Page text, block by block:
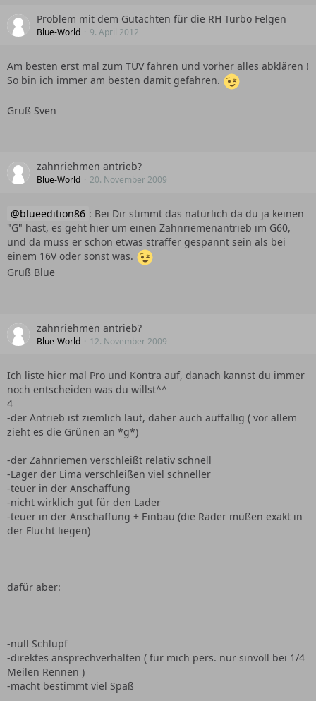
Problem mit dem Gutachten für die RH Turbo Felgen
Blue-World 9. April 2012
Am besten erst mal zum TÜV fahren und vorher alles abklären !
So bin ich immer am besten damit gefahren.
Gruß Sven
zahnriehmen antrieb?
Blue-World 20. November 2009
blueedition86 : Bei Dir stimmt das natürlich da du ja keinen
"G" hast, es geht hier um einen Zahnriemenantrieb im G60,
und da muss er schon etwas straffer gespannt sein als bei
einem 16V oder sonst was.
Gruß Blue
zahnriehmen antrieb?
Blue-World 12. November 2009
Ich liste hier mal Pro und Kontra auf, danach kannst du immer
noch entscheiden was du willst^^
4
-der Antrieb ist ziemlich laut, daher auch auffällig ( vor allem
zieht es die Grünen an *g*)
-der Zahnriemen verschleißt relativ schnell
-Lager der Lima verschleißen viel schneller
-teuer in der Anschaffung
-nicht wirklich gut für den Lader
-teuer in der Anschaffung + Einbau (die Räder müßen exakt in
der Flucht liegen)
dafür aber:
-null Schlupf
-direktes ansprechverhalten ( für mich pers. nur sinvoll bei 1/4
Meilen Rennen )
-macht bestimmt viel Spaß